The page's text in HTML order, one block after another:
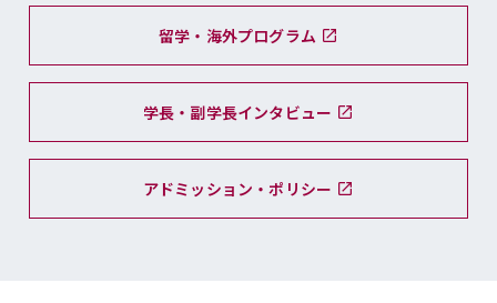
留学・海外プログラム
学長・副学長インタビュー
アドミッション・ポリシー